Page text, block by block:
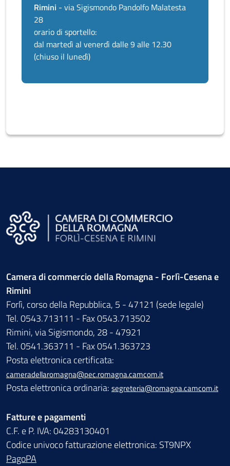
Rimini - via Sigismondo Pandolfo Malatesta
28
orario di sportello:
dal martedì al venerdì dalle 9 alle 12.30
(chiuso il lunedì)
Camera di commercio della Romagna - Forlì-Cesena e
Rimini
Forlì, corso della Repubblica, 5 - 47121 (sede legale)
Tel. 0543.713111 - Fax 0543.713502
Rimini, via Sigismondo, 28 - 47921
Tel. 0541.363711 - Fax 0541.363723
Posta elettronica certificata:
cameradellaromagna@pec.romagna.camcom.it
Posta elettronica ordinaria: segreteria@romagna.camcom.it
Fatture e pagamenti
C.F. e P. IVA: 04283130401
Codice univoco fatturazione elettronica: ST9NPX
PagoPA